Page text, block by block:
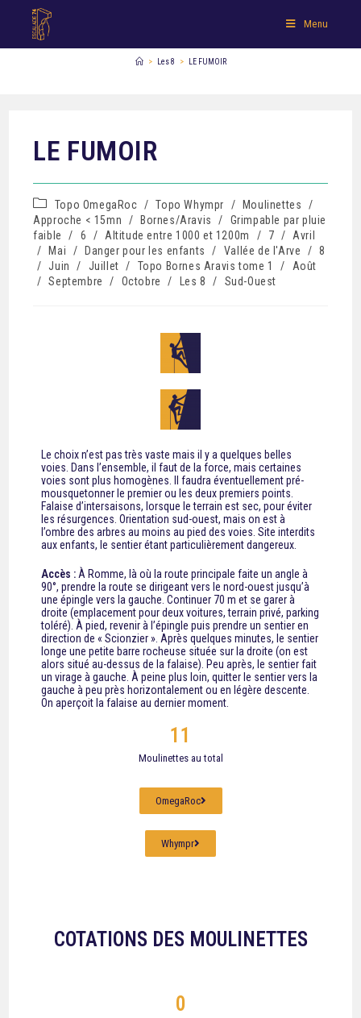
Menu
> Les 8 > LE FUMOIR
LE FUMOIR
Topo OmegaRoc / Topo Whympr / Moulinettes
/
Approche < 15mn
/ Bornes/Aravis /
Grimpable par pluie
faible
/ 6 / Altitude entre 1000 et 1200m / 7 /
Avril
/
Mai / Danger pour les enfants / Vallée de l'Arve / 8
/ Juin / Juillet / Topo Bornes Aravis tome 1 /
Août
/ Septembre / Octobre / Les 8 / Sud-Ouest
Le choix n’est pas très vaste mais il y a quelques belles
voies. Dans l’ensemble, il faut de la force, mais certaines
voies sont plus homogènes. Il faudra éventuellement pré-
mousquetonner le premier ou les deux premiers points.
Falaise d’intersaisons, lorsque le terrain est sec, pour éviter
les résurgences. Orientation sud-ouest, mais on est à
l’ombre des arbres au moins au pied des voies. Site interdits
aux enfants, le sentier étant particulièrement dangereux.
Accès : À Romme, là où la route principale faite un angle à
90°, prendre la route se dirigeant vers le nord-ouest jusqu’à
une épingle vers la gauche. Continuer 70 m et se garer à
droite (emplacement pour deux voitures, terrain privé, parking
toléré). À pied, revenir à l’épingle puis prendre un sentier en
direction de « Scionzier ». Après quelques minutes, le sentier
longe une petite barre rocheuse située sur la droite (on est
alors situé au-dessus de la falaise). Peu après, le sentier fait
un virage à gauche. À peine plus loin, quitter le sentier vers la
gauche à peu près horizontalement ou en légère descente.
On aperçoit la falaise au dernier moment.
Moulinettes au total
11
OmegaRoc
Whympr
COTATIONS DES MOULINETTES
0